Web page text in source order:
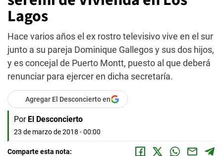
Lagos
Hace varios años el ex rostro televisivo vive en el sur
junto a su pareja Dominique Gallegos y sus dos hijos,
y es concejal de Puerto Montt, puesto al que deberá
renunciar para ejercer en dicha secretaría.
Agregar El Desconcierto en
Por El Desconcierto
23 de marzo de 2018 - 00:00
Comparte esta nota: